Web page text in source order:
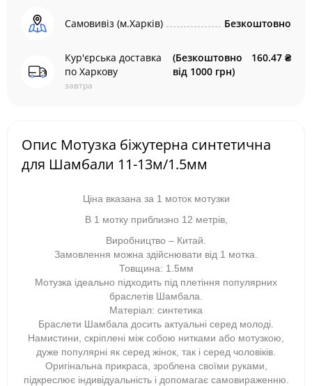
Самовивіз (м.Харків) Безкоштовно
Кур'єрська доставка
по Харкову
завтра
(Безкоштовно
від 1000 грн)
160.47 ₴
Опис Мотузка біжутерна синтетична
для Шамбали 11-13м/1.5мм
Ціна вказана за 1 моток мотузки
В 1 мотку приблизно 12 метрів,
Виробництво – Китай.
Замовлення можна здійснювати від 1 мотка.
Товщина: 1.5мм
Мотузка ідеально підходить під плетіння популярних
браслетів Шамбала.
Матеріал: синтетика
Браслети Шамбала досить актуальні серед молоді.
Намистини, скріплені між собою нитками або мотузкою,
дуже популярні як серед жінок, так і серед чоловіків.
Оригінальна прикраса, зроблена своїми руками,
підкреслює індивідуальність і допомагає самовираженню.